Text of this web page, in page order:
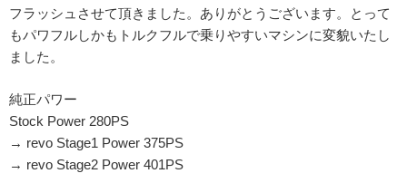
フラッシュさせて頂きました。ありがとうございます。とって
もパワフルしかもトルクフルで乗りやすいマシンに変貌いたし
ました。
純正パワー
Stock Power 280PS
→ revo Stage1 Power 375PS
→ revo Stage2 Power 401PS